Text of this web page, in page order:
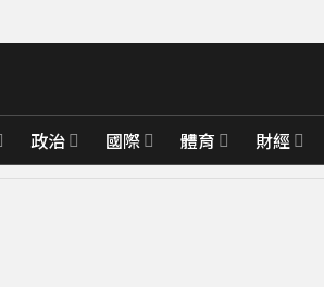
政治 國際 體育 財經